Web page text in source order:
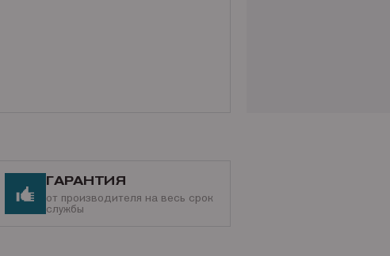
ГАРАНТИЯ
от производителя на весь срок
службы